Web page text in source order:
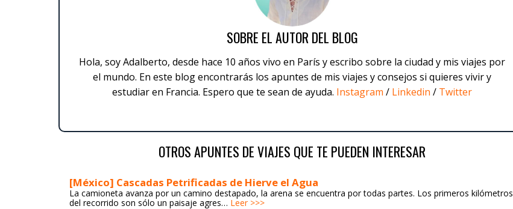
SOBRE EL AUTOR DEL BLOG
Hola, soy Adalberto, desde hace 10 años vivo en París y escribo sobre la ciudad y mis viajes por
el mundo. En este blog encontrarás los apuntes de mis viajes y consejos si quieres vivir y
estudiar en Francia. Espero que te sean de ayuda. Instagram / Linkedin / Twitter
OTROS APUNTES DE VIAJES QUE TE PUEDEN INTERESAR
[México] Cascadas Petrificadas de Hierve el Agua
La camioneta avanza por un camino destapado, la arena se encuentra por todas partes. Los primeros kilómetros
del recorrido son sólo un paisaje agres… Leer >>>